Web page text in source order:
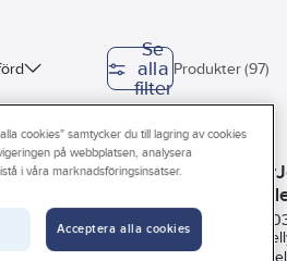
Se
alla
filter
Produkter (97)
7063503
KELLER
Elektronisk manometer
provtryckningsmanometer
klass 0,1
Art nr:
LEO 1 är ett mikroprocessorstyrt,
exakt och mångsidigt digitalt
AC/VP
en
cookies" samtycker du till lagring av cookies
på webbplatsen, analysera
i våra marknadsföringsinsatser.
Acceptera alla cookies